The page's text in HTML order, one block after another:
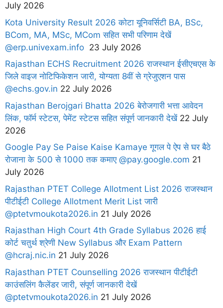
July 2026
Kota University Result 2026 कोटा यूनिवर्सिटी BA, BSc,
BCom, MA, MSc, MCom सहित सभी परिणाम देखें
@erp.univexam.info 23 July 2026
Rajasthan ECHS Recruitment 2026 राजस्थान ईसीएचएस के
जिले वाइज नोटिफिकेशन जारी, योग्यता 8वीं से ग्रेजुएशन पास
@echs.gov.in 22 July 2026
Rajasthan Berojgari Bhatta 2026 बेरोजगारी भत्ता आवेदन
लिंक, फॉर्म स्टेटस, पेमेंट स्टेटस सहित संपूर्ण जानकारी देखें22 July
2026
Google Pay Se Paise Kaise Kamaye गूगल पे ऐप से घर बैठे
रोजाना के 500 से 1000 तक कमाए @pay.google.com 21
July 2026
Rajasthan PTET College Allotment List 2026 राजस्थान
पीटीईटी College Allotment Merit List जारी
@ptetvmoukota2026.in 21 July 2026
Rajasthan High Court 4th Grade Syllabus 2026 हाई
कोर्ट चतुर्थ श्रेणी New Syllabus और Exam Pattern
@hcraj.nic.in 21 July 2026
Rajasthan PTET Counselling 2026 राजस्थान पीटीईटी
काउंसलिंग कैलेंडर जारी, संपूर्ण जानकारी देखें
@ptetvmoukota2026.in 21 July 2026